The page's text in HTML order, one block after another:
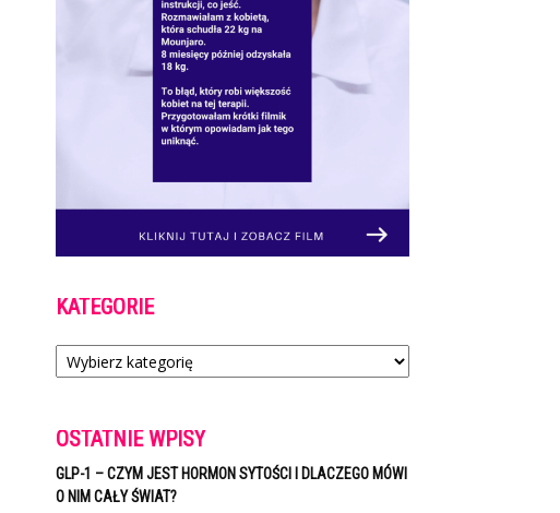
KATEGORIE
Kategorie
OSTATNIE WPISY
GLP-1 – CZYM JEST HORMON SYTOŚCI I DLACZEGO MÓWI
O NIM CAŁY ŚWIAT?